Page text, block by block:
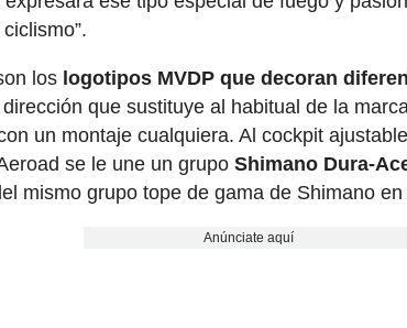
los logotipos MVDP que decoran
que sustituye al habitual de la
un montaje cualquiera. Al cockpit
se le une un grupoShimano Dura-
mismo grupo tope de gama de Shimano
Anúnciate aquí